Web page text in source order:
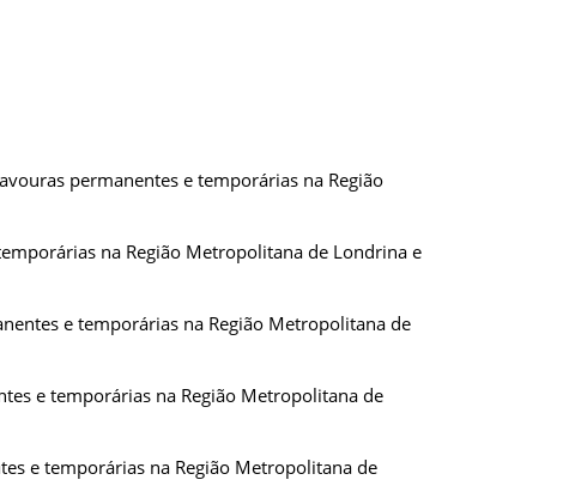
permanentes e temporárias na Região
na Região Metropolitana de Londrina e
e temporárias na Região Metropolitana de
e temporárias na Região Metropolitana de
e temporárias na Região Metropolitana de